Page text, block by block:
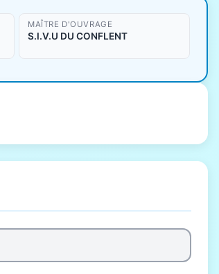
MAÎTRE D'OUVRAGE
S.I.V.U DU CONFLENT